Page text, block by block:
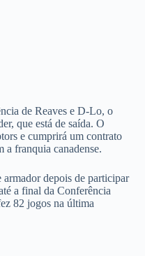
de Reaves e D-Lo, o
que está de saída. O
e cumprirá um contrato
a franquia canadense.
armador depois de participar
a final da Conferência
82 jogos na última